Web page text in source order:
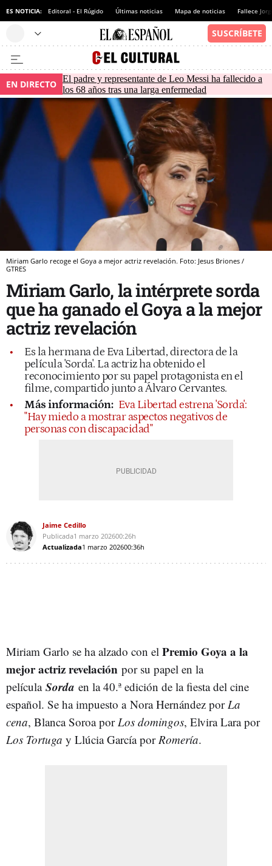
ES NOTICIA: Editoral - El Rúgido Últimas noticias Mapa de noticias Fallece
EN DIRECTO El padre y representante de Leo Messi ha fallecido a
los 68 años tras una larga enfermedad
Miriam Garlo recoge el Goya a mejor actriz revelación. Foto: Jesus Briones /
GTRES
Miriam Garlo, la intérprete sorda
que ha ganado el Goya a la mejor
actriz revelación
Es la hermana de Eva Libertad, directora de la
película 'Sorda'. La actriz ha obtenido el
reconocimiento por su papel protagonista en el
filme, compartido junto a Álvaro Cervantes.
Más información: Eva Libertad estrena 'Sorda':
"Hay miedo a mostrar aspectos negativos de
personas con discapacidad"
Jaime Cedillo
Publicada1 marzo 202600:26h
Actualizada1 marzo 202600:36h
Miriam Garlo se ha alzado con el Premio Goya a la
mejor actriz revelación por su papel en la
película Sorda en la 40.ª edición de la fiesta del cine
español. Se ha impuesto a Nora Hernández por La
cena, Blanca Soroa por Los domingos, Elvira Lara por
Los Tortuga y Llúcia García por Romería.